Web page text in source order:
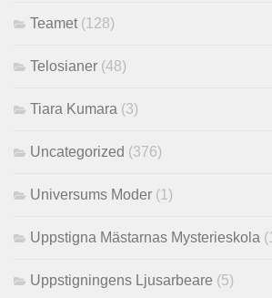
Teamet (128)
Telosianer (48)
Tiara Kumara (3)
Uncategorized (376)
Universums Moder (1)
Uppstigna Mästarnas Mysterieskola
Uppstigningens Ljusarbeare (5)